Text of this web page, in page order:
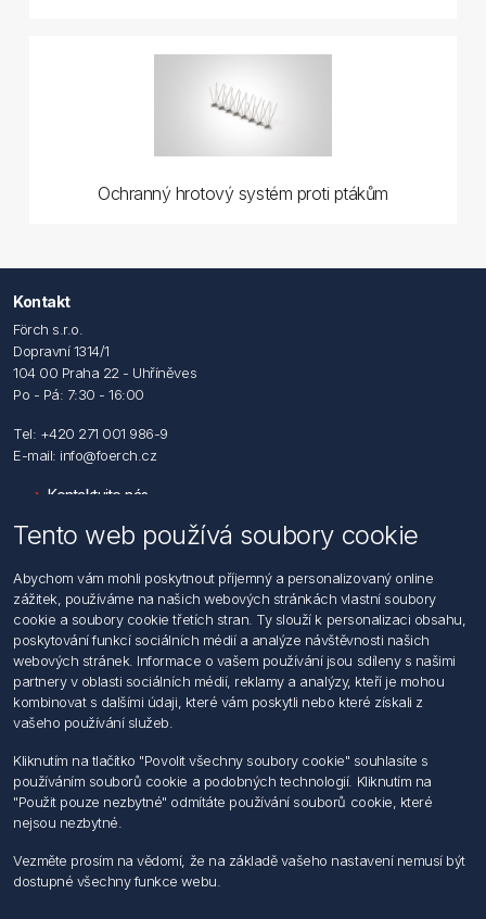
Ochranný hrotový systém proti ptákům
Kontakt
Förch s.r.o.
Dopravní 1314/1
104 00 Praha 22 - Uhříněves
Po - Pá: 7:30 - 16:00
Tel: +420 271 001 986-9
E-mail: info@foerch.cz
Kontaktujte nás
Hledat
Dodržování předpisů
Zásady zpracování osobních údajů fyzických osob
Podmínky zasílání elektronických dokumentu
Všeobecné dodací a obchodní podmínky
Informace o nakládaní s elektroodpadem
Můj účet
Můj účet
Objednávky
Adresy
Tento web používá soubory cookie
Abychom vám mohli poskytnout příjemný a personalizovaný online
zážitek, používáme na našich webových stránkách vlastní soubory
cookie a soubory cookie třetích stran. Ty slouží k personalizaci obsahu,
poskytování funkcí sociálních médií a analýze návštěvnosti našich
webových stránek. Informace o vašem používání jsou sdíleny s našimi
partnery v oblasti sociálních médií, reklamy a analýzy, kteří je mohou
kombinovat s dalšími údaji, které vám poskytli nebo které získali z
vašeho používání služeb.
Kliknutím na tlačítko "Povolit všechny soubory cookie" souhlasíte s
používáním souborů cookie a podobných technologií. Kliknutím na
"Použit pouze nezbytné" odmítáte používání souborů cookie, které
nejsou nezbytné.
Vezměte prosím na vědomí, že na základě vašeho nastavení nemusí být
dostupné všechny funkce webu.